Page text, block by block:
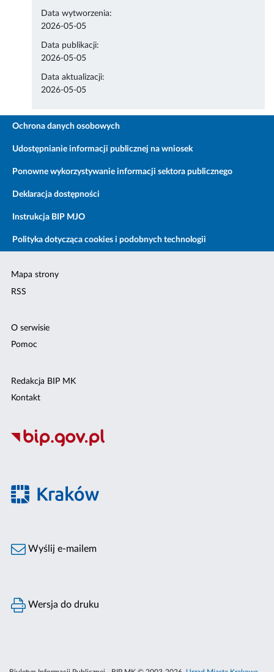
Data wytworzenia:
2026-05-05
Data publikacji:
2026-05-05
Data aktualizacji:
2026-05-05
Ochrona danych osobowych
Udostępnianie informacji publicznej na wniosek
Ponowne wykorzystywanie informacji sektora publicznego
Deklaracja dostępności
Instrukcja BIP MJO
Polityka dotycząca cookies i podobnych technologii
Mapa strony
RSS
O serwisie
Pomoc
Redakcja BIP MK
Kontakt
Wyślij e-mailem
Wersja do druku